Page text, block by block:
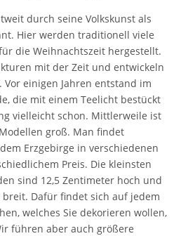
durch seine Volkskunst als
Hier werden traditionell viele
die Weihnachtszeit hergestellt.
mit der Zeit und entwickeln
einigen Jahren entstand im
die mit einem Teelicht bestückt
vielleicht schon. Mittlerweile ist
groß. Man findet
Erzgebirge in verschiedenen
Preis. Die kleinsten
sind 12,5 Zentimeter hoch und
Dafür findet sich auf jedem
welches Sie dekorieren wollen,
führen aber auch größere